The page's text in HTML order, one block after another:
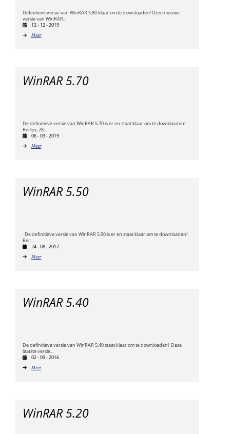
Definitieve versie van WinRAR 5.80 klaar om te downloaden! Deze nieuwe
versie van WinRAR...
12 - 12 - 2019
Meer
WinRAR 5.70
De definitieve versie van WinRAR 5.70 is er en staat klaar om te downloaden!
Berlijn, 28...
06 - 03 - 2019
Meer
WinRAR 5.50
De definitieve versie van WinRAR 5.50 is er en staat klaar om te downloaden!
Ber...
24 - 08 - 2017
Meer
WinRAR 5.40
De definitieve versie van WinRAR 5.40 staat klaar om te downloaden! Deze
laatste versie...
02 - 09 - 2016
Meer
WinRAR 5.20